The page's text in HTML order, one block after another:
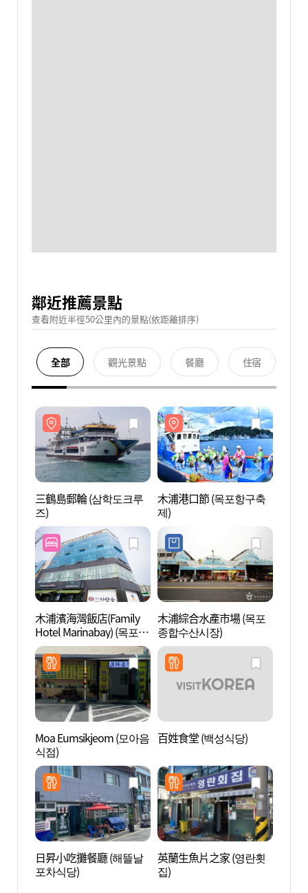
鄰近推薦景點
查看附近半徑50公里內的景點(依距離排序)
全部 觀光景點 餐廳 住宿
三鶴島郵輪 (삼학도크루
즈)
木浦港口節 (목포항구축
제)
木浦濱海灣飯店(Family
Hotel Marinabay) (목포
마리나베이호텔)
木浦綜合水產市場 (목포
종합수산시장)
Moa Eumsikjeom (모아음
식점)
百姓食堂 (백성식당)
日昇小吃攤餐廳 (해뜰날
포차식당)
英蘭生魚片之家 (영란횟
집)